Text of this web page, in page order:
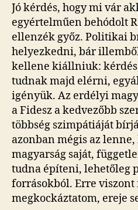
Jó kérdés, hogy mi vár
egyértelműen behódolt
ellenzék győz. Politikai
helyezkedni, bár
kellene kiállniuk:
tudnak majd elérni,
igényük. Az erdélyi
a Fidesz a kedvezőbb
többség szimpátiáját
azonban mégis az
magyarság saját,
tudna építeni, lehetőleg
forrásokból. Erre viszont
megkockáztatom, ereje